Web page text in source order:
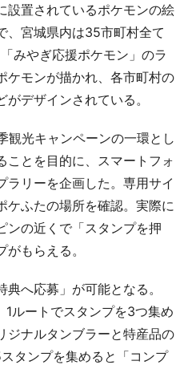
置されているポケモンの絵
、宮城県内は35市町村全て
みやぎ応援ポケモン」のラ
ケモンが描かれ、各市町村の
デザインされている。
光キャンペーンの一環とし
ことを目的に、スマートフォ
ラリーを企画した。専用サイ
ケふたの場所を確認。実際に
ンの近くで「スタンプを押
もらえる。
へ応募」が可能となる。
ルートでスタンプを3つ集め
ジナルタンブラーと特産品の
タンプを集めると「コンプ